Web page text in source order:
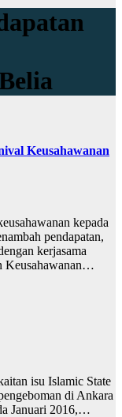
Keusahawanan
kepada
pendapatan,
kerjasama
Keusahawanan…
isu Islamic State
di Ankara
Januari 2016,…